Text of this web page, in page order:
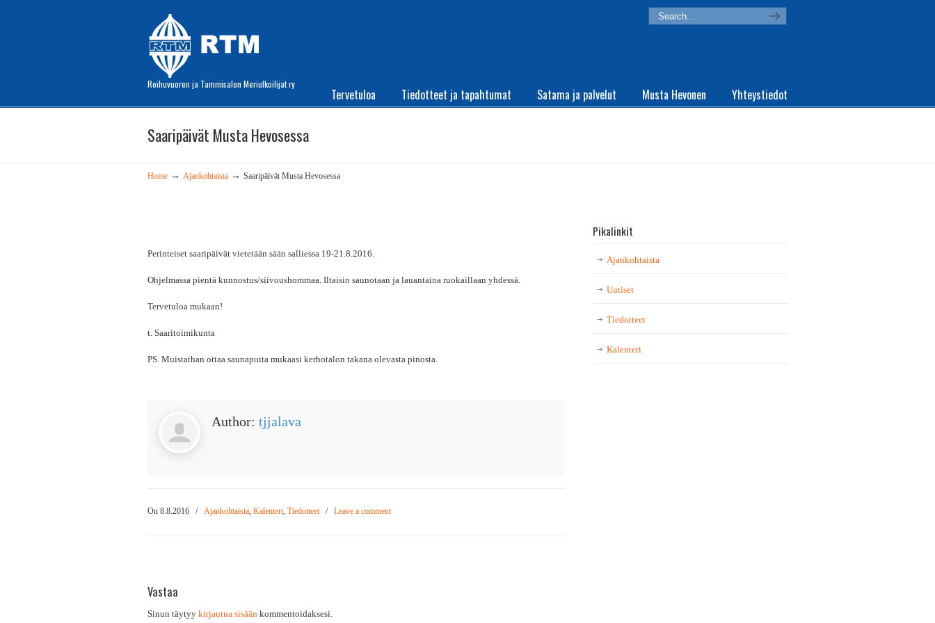
Roihuvuoren ja Tammisalon Meriulkoilijat ry
Tervetuloa Tiedotteet ja tapahtumat Satama ja palvelut Musta Hevonen Yhteystiedot
Saaripäivät Musta Hevosessa
Home → Ajankohtaista → Saaripäivät Musta Hevosessa
Perinteiset saaripäivät vietetään sään salliessa 19-21.8.2016.
Ohjelmassa pientä kunnostus/siivoushommaa. Iltaisin saunotaan ja lauantaina ruokaillaan yhdessä.
Tervetuloa mukaan!
t. Saaritoimikunta
PS. Muistathan ottaa saunapuita mukaasi kerhotalon takana olevasta pinosta.
Author: tjjalava
On 8.8.2016 / Ajankohtaista, Kalenteri, Tiedotteet / Leave a comment
Vastaa
Sinun täytyy kirjautua sisään kommentoidaksesi.
Pikalinkit
Ajankohtaista
Uutiset
Tiedotteet
Kalenteri